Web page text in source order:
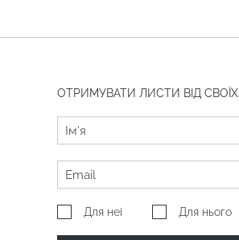
ОТРИМУВАТИ ЛИСТИ ВІД СВОЇХ
Для неї Для нього